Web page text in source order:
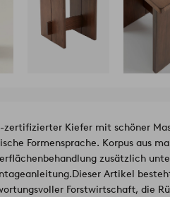
zertifizierter Kiefer mit schöner
Formensprache. Korpus aus
zusätzlich
Dieser Artikel
Forstwirtschaft, die